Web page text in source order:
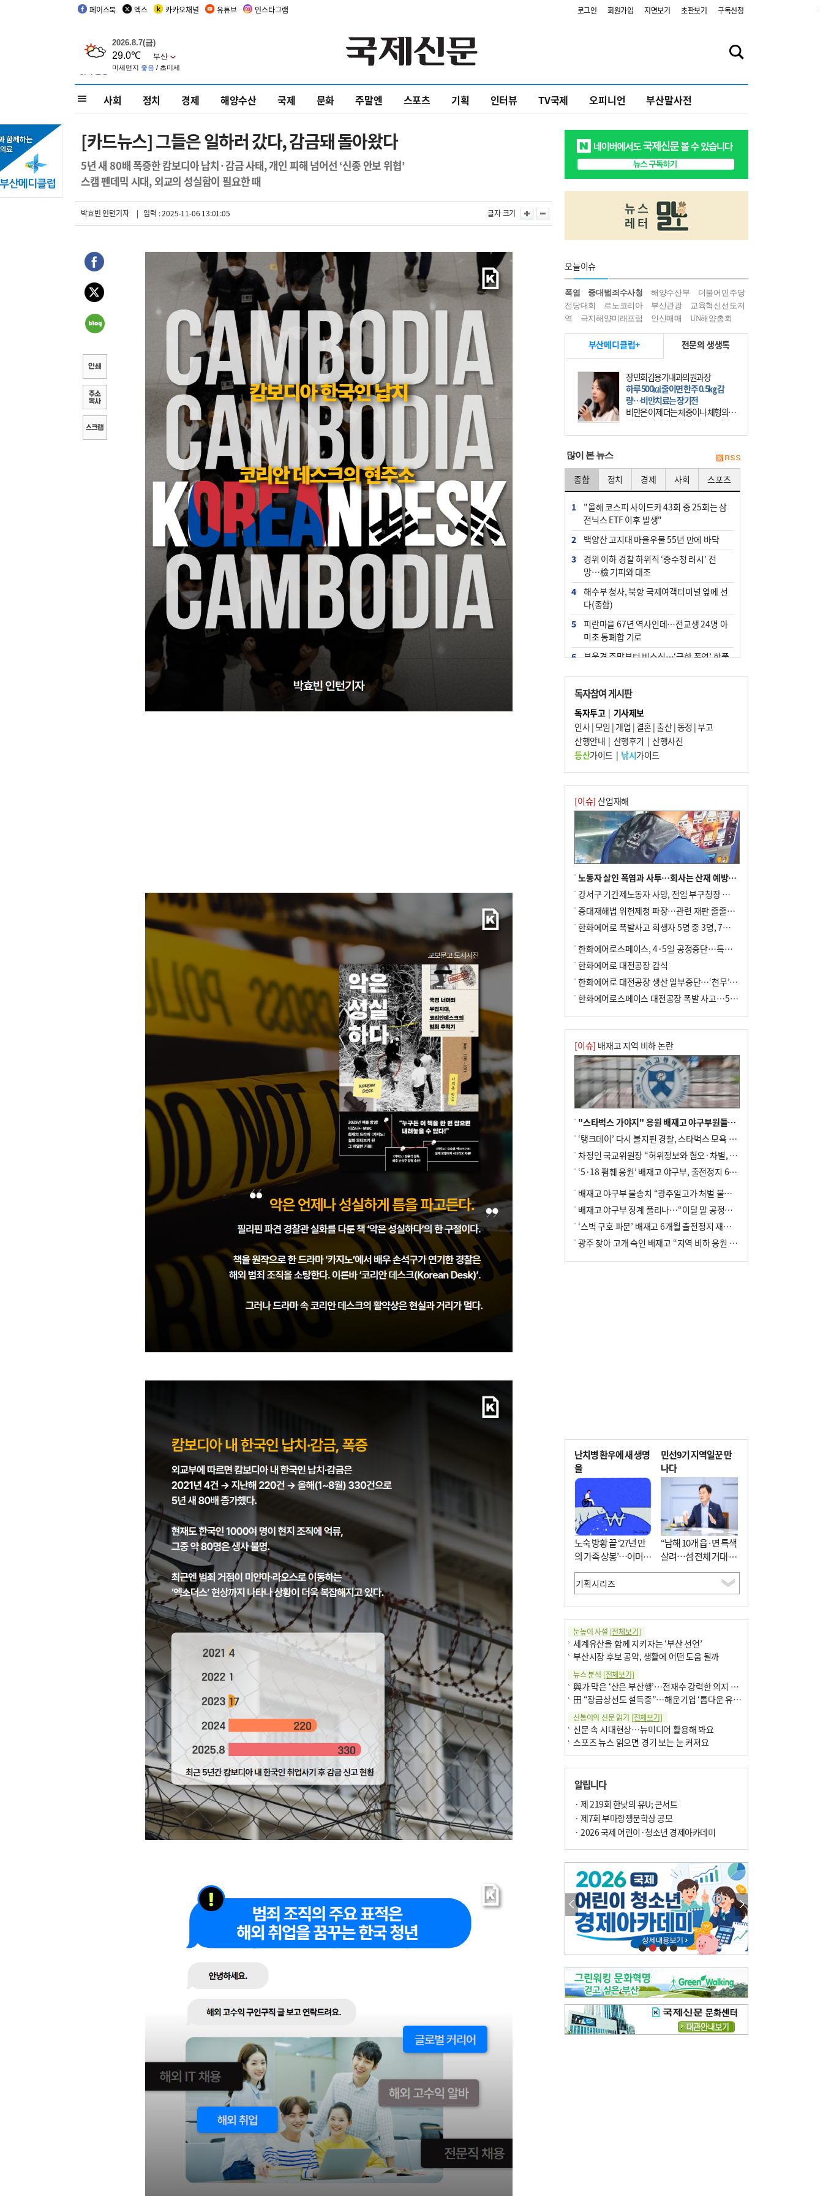
페이스북 엑스 카카오채널 유튜브 인스타그램 로그인 회원가입 지면보기 초판보기 구독신청
사회 정치 경제 해양수산 국제 문화 주말엔 스포츠 기획 인터뷰 TV국제 오피니언 부산말사전
[카드뉴스] 그들은 일하러 갔다, 감금돼 돌아왔다
5년 새 80배 폭증한 캄보디아 납치·감금 사태, 개인 피해 넘어선 ‘신종 안보 위협’
스캠 펜데믹 시대, 외교의 성실함이 필요한 때
박효빈 인턴기자 | 입력 : 2025-11-06 13:01:05 글자 크기
오늘이슈
폭염 중대범죄수사청 해양수산부
더불어민주당
전당대회
르노코리아 부산관광
교육혁신선도지
역
극지해양미래포럼 인신매매 UN해양총회
부산메디클럽+ 전문의 생생톡
이유림 광도한의원 원장
목 통증, 침·뜸·추나 같이 하면 효과
적
휴대전화가 우리의 일상에 들어온 지
20년이 넘었다. 요즘에는 사람들 대
부분 스마트폰이라는 작은 기계를 한
많이 본 뉴스
종합 정치 경제 사회 스포츠
1
"올해 코스피 사이드카 43회 중 25회는 삼
전닉스 ETF 이후 발생"
2
백양산 고지대 마을우물 55년 만에 바닥
3
경위 이하 경찰 하위직 ‘중수청 러시’ 전
망…檢 기피와 대조
4
해수부 청사, 북항 국제여객터미널 옆에 선
다(종합)
5
피란마을 67년 역사인데…전교생 24명 아
미초 통폐합 기로
6
부울경 주말부터 비소식…‘극한 폭염’ 한풀
7
“낙동강권 삼락·을숙도·다대포 연결해 서
부산 관광 키우자”
8
오늘의 날씨- 2026년 8월 7일
9
외국인 선원 ‘인신매매 경유지’ 된 부산…
우려가 현실로
10 [사설] 해수부 신청사 북항으로 확정, 해양
수도 도약의 전환점
독자참여 게시판
독자투고| 기사제보
인사|모임 | 개업 | 결혼|출산|동정 |부고
산행안내 | 산행후기 | 산행사진
등산가이드| 낚시가이드
[이슈] 산업재해
노동자 살인 폭염과 사투…회사는 산재 예방·전기료 절감 전력
강서구 기간제노동자 사망, 전임 부구청장 檢 송치
중대재해법 위헌제청 파장…관련 재판 줄줄이 브레이크
한화에어로 폭발사고 희생자 5명 중 3명, 7일 영면
한화에어로스페이스, 4·5일 공정중단…특별 안전점검
한화에어로 대전공장 감식
한화에어로 대전공장 생산 일부중단…‘천무’ 수출 비상
한화에어로스페이스 대전공장 폭발 사고…5명 사망·2명 부상(종합)
[이슈] 배재고 지역 비하 논란
"스타벅스 가야지" 응원 배재고 야구부원들, 학교서 징계 처분
‘탱크데이’ 다시 불지핀 경찰, 스타벅스 모욕 혐의 압수수색
차정인 국교위원장 “허위정보와 혐오·차별, 학교 교실까지 유입"
‘5·18 폄훼 응원’ 배재고 야구부, 출전정지 6개월→1개월 감경
배재고 야구부 불송치 “광주일고가 처벌 불원 의사 표해”
배재고 야구부 징계 풀리나…“이달 말 공정위서 재심의”
‘스벅 구호 파문’ 배재고 6개월 출전정지 재심 신청키로
광주 찾아 고개 숙인 배재고 “지역 비하 응원 잘못”(종합)
난치병 환우에 새 생명
을
노숙 방황 끝 ‘27년 만
의 가족 상봉’…어머니
와 행복 꿈꿔
민선9기 지역일꾼 만
나다
“남해 10개 읍·면 특색
살려…섬 전체 거대 정
원으로 조성”
눈높이 사설 [전체보기]
세계유산을 함께 지키자는 ‘부산 선언’
부산시장 후보 공약, 생활에 어떤 도움 될까
뉴스 분석 [전체보기]
與가 막은 ‘산은 부산행’…전재수 강력한 의지 표명 없인 공염불
田 “장금상선도 설득중”…해운기업 ‘톱다운 유치전’ 가속
신통이의 신문 읽기 [전체보기]
신문 속 시대현상…뉴미디어 활용해 봐요
스포츠 뉴스 읽으면 경기 보는 눈 커져요
구·군 승진 축하화분 관행 없애자니 소상공인 울상
팩트체크[전체보기]
의령 한우산 털중나리
한 손 뉴스[전체보기]
시민이 개발한 폭염 대응 앱 ‘그늘로’ 길안내 지도 등 인기
골목 맛집 발굴 고메 셀렉션…부산시, 페스티벌 시월 연계
오늘의 날씨-[전체보기]
오늘의 날씨- 2026년 8월 7일
오늘의 날씨- 2026년 8월 6일
우리 결혼해요-[전체보기]
우리 결혼해요- 김홍윤·정세빈 커플
알립니다
· 제 219회 한낮의 유U; 콘서트
· 제7회 부마항쟁문학상 공모
· 2026 국제 어린이·청소년 경제아카데미